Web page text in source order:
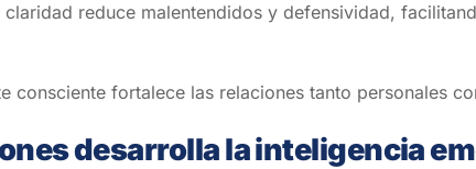
claridad reduce malentendidos y defensividad,
consciente fortalece las relaciones tanto personales
desarrolla la inteligencia